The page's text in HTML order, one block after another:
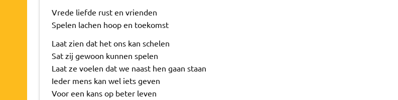
Vrede liefde rust en vrienden
Spelen lachen hoop en toekomst
Laat zien dat het ons kan schelen
Sat zij gewoon kunnen spelen
Laat ze voelen dat we naast hen gaan staan
Ieder mens kan wel iets geven
Voor een kans op beter leven